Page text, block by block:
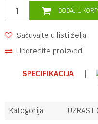
DODAJ U
Sačuvajte u listi želja
Uporedite proizvod
SPECIFIKACIJA
Kategorija
UZRAST